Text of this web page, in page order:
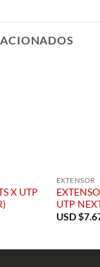
X UTP
EXTENSOR
UTP
USD $